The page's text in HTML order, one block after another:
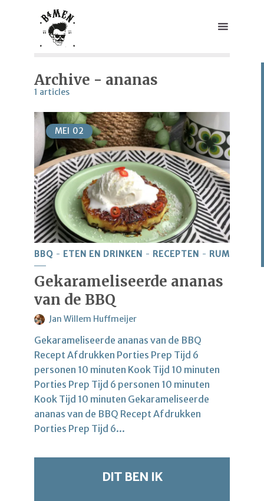
Archive - ananas
1 articles
MEI 02
BBQ ETEN EN DRINKEN RECEPTEN RUM
Gekarameliseerde ananas
van de BBQ
Jan Willem Huffmeijer
Gekarameliseerde ananas van de BBQ
Recept Afdrukken Porties Prep Tijd 6
personen 10 minuten Kook Tijd 10 minuten
Porties Prep Tijd 6 personen 10 minuten
Kook Tijd 10 minuten Gekarameliseerde
ananas van de BBQ Recept Afdrukken
Porties Prep Tijd 6...
DIT BEN IK